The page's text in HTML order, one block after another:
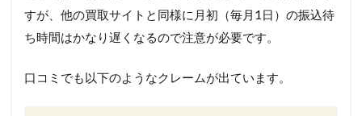
すが、他の買取サイトと同様に月初（毎月1日）の振込待
ち時間はかなり遅くなるので注意が必要です。
口コミでも以下のようなクレームが出ています。